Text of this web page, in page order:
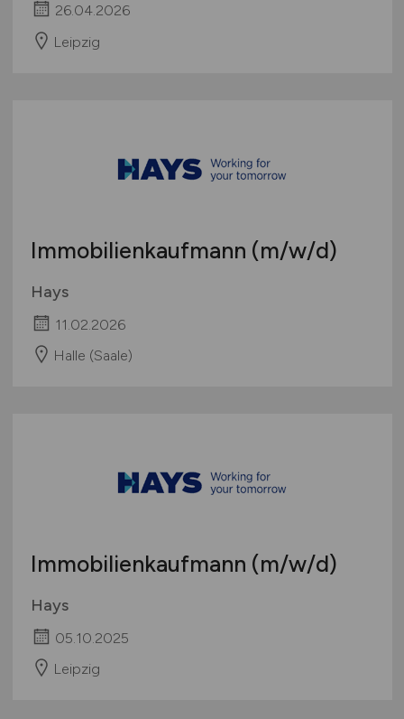
26.04.2026
Leipzig
Immobilienkaufmann (m/w/d)
Hays
11.02.2026
Halle (Saale)
Immobilienkaufmann (m/w/d)
Hays
05.10.2025
Leipzig